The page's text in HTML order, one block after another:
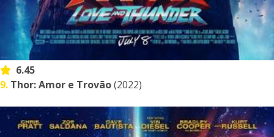
6.45
9. Thor: Amor e Trovão(2022)